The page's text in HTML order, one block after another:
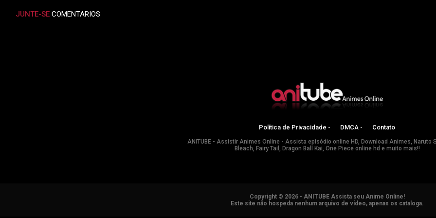
JUNTE-SE COMENTARIOS
Política de Privacidade - DMCA - Contato
ANITUBE - Assistir Animes Online - Assista episódio online HD, Download Animes, Naruto
Bleach, Fairy Tail, Dragon Ball Kai, One Piece online hd e muito mais!!
Copyright © 2026 - ANITUBE Assista seu Anime Online!
Este site não hospeda nenhum arquivo de vídeo, apenas os cataloga.